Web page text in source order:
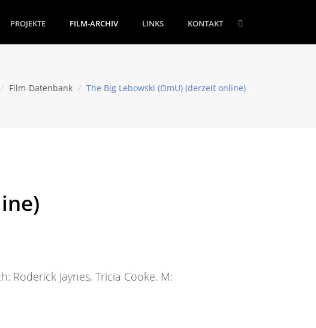
PROJEKTE FILM-ARCHIV LINKS KONTAKT
/ Film-Datenbank / The Big Lebowski (OmU) (derzeit online)
Roderick Jaynes, Tricia Cooke. M: